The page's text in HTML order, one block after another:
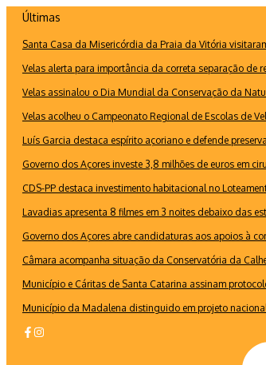
conteúdo
Últimas
Santa Casa da Misericórdia da Praia da Vitória
Velas alerta para importância da correta separação de
Velas assinalou o Dia Mundial da Conservação da
Velas acolheu o Campeonato Regional de Escolas de
Luís Garcia destaca espírito açoriano e defende
Governo dos Açores investe 3,8 milhões de euros em
CDS-PP destaca investimento habitacional no
Lavadias apresenta 8 filmes em 3 noites debaixo das
Governo dos Açores abre candidaturas aos apoios à
Câmara acompanha situação da Conservatória da
Município e Cáritas de Santa Catarina assinam
Município da Madalena distinguido em projeto